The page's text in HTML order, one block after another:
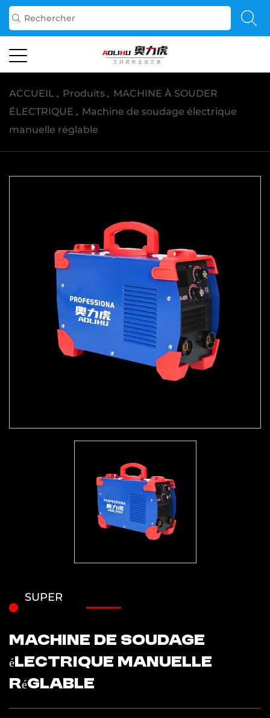
ACCUEIL / Produits / MACHINE À SOUDER
ÉLECTRIQUE / Machine de soudage électrique
manuelle réglable
SUPER
Machine de soudage
électrique manuelle
réglable